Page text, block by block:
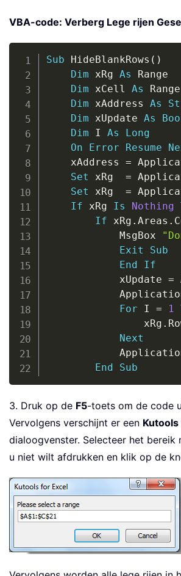
VBA-code: Verberg Lege rijen
Sub HideBlankRows ( )
Dim xRg As Range
Dim xCell As Range
Dim xAddress As
Dim xUpdate As
Dim I As
Long
On
Error Resume
	xAddress
=
Set xRg =
Set xRg =
If xRg Is Nothing
If xRg . Areas .
			MsgBox
Exit
Sub
End
If
			xUpdate
=
For I = 1
				xRg
.
Next
End
Sub
3. Druk op de F5-toets om de code
Vervolgens verschijnt er een
dialoogvenster. Selecteer het bereik
u niet wilt afdrukken en klik op de